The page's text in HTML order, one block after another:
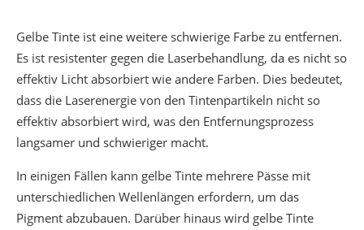
Gelbe Tinte ist eine weitere schwierige Farbe zu entfernen.
Es ist resistenter gegen die Laserbehandlung, da es nicht so
effektiv Licht absorbiert wie andere Farben. Dies bedeutet,
dass die Laserenergie von den Tintenpartikeln nicht so
effektiv absorbiert wird, was den Entfernungsprozess
langsamer und schwieriger macht.
In einigen Fällen kann gelbe Tinte mehrere Pässe mit
unterschiedlichen Wellenlängen erfordern, um das
Pigment abzubauen. Darüber hinaus wird gelbe Tinte